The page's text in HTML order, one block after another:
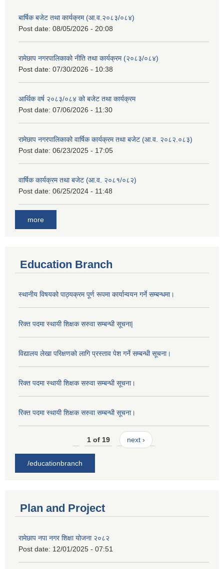
बार्षिक बजेट तथा कार्यक्रम (आ.व.२०८३/०८४)
Post date: 08/05/2026 - 20:08
रामेछाप नगरपालिकाको नीति तथा कार्यक्रम (२०८३/०८४)
Post date: 07/30/2026 - 10:38
आर्थिक वर्ष २०८३/०८४ को बजेट तथा कार्यक्रम
Post date: 07/06/2026 - 11:30
रामेछाप नगरपालिकाको वार्षिक कार्यक्रम तथा बजेट (आ.व. २०८२.०८३)
Post date: 06/23/2025 - 17:05
वार्षिक कार्यक्रम तथा बजेट (आ.व. २०८१/०८२)
Post date: 06/25/2024 - 11:48
more
Education Branch
स्थानीय विषयको पाठ्यक्रम पूर्ण रूपमा कार्यान्वयन गर्ने सम्बन्धमा।
रिक्त पदमा स्थायी शिक्षक सरुवा सम्बन्धी सूचना|
विद्यालय लेखा परिक्षणको लागि प्रस्ताव पेश गर्ने सम्बन्धी सूचना।
रिक्त पदमा स्थायी शिक्षक सरुवा सम्बन्धी सूचना।
रिक्त पदमा स्थायी शिक्षक सरुवा सम्बन्धी सूचना।
1 of 19 next ›
/educationbranch
Plan and Project
रामेछाप नपा नगर शिक्षा योजना २०८२
Post date: 12/01/2025 - 07:51